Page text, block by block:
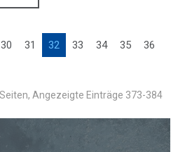
30 31 32 33 34 35
36
Angezeigte Einträge 373-384